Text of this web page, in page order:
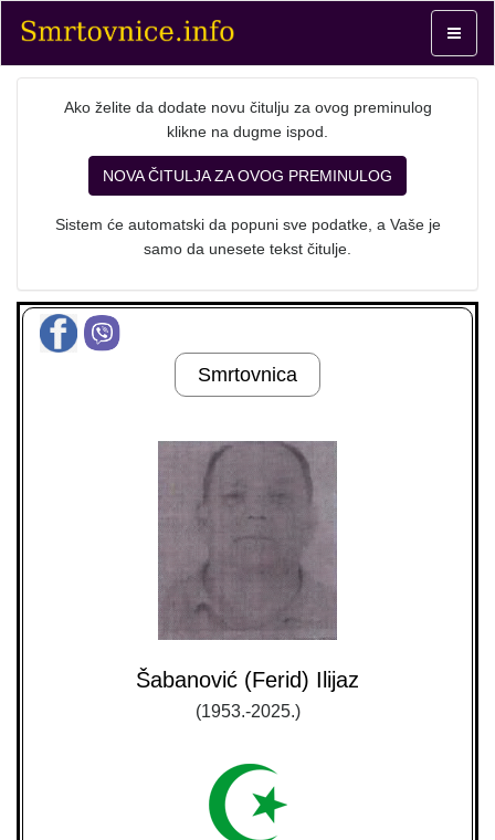
Toggle
Ako želite da dodate novu čitulju za ovog preminulog
klikne na dugme ispod.
NOVA ČITULJA ZA OVOG PREMINULOG
Sistem će automatski da popuni sve podatke, a Vaše je
samo da unesete tekst čitulje.
Smrtovnica
Šabanović (Ferid) Ilijaz
(1953.-2025.)